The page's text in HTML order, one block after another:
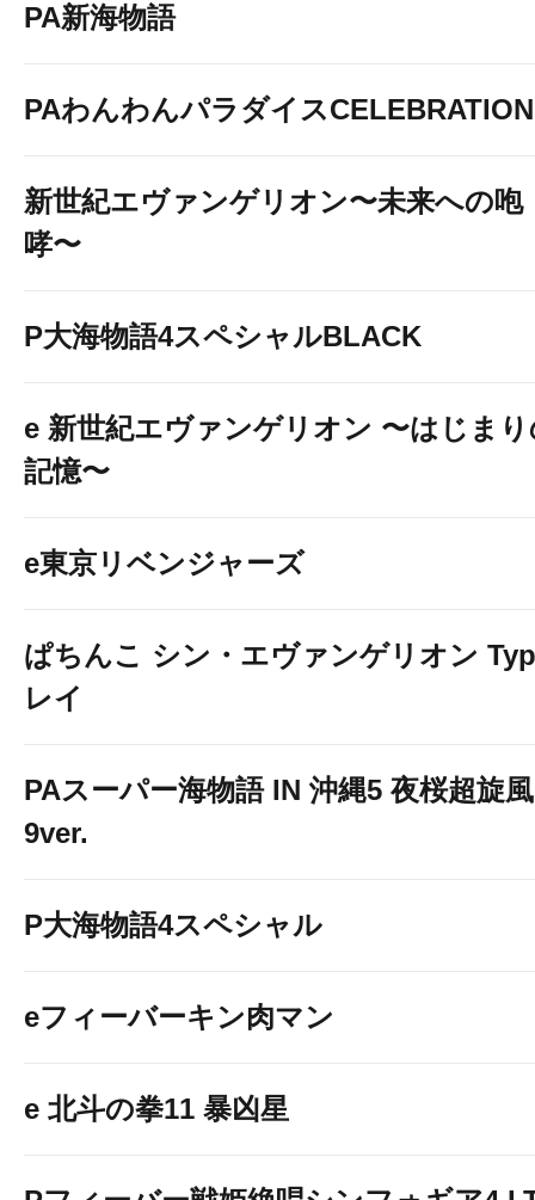
PA新海物語
PAわんわんパラダイスCELEBRATION
新世紀エヴァンゲリオン〜未来への咆
哮〜
P大海物語4スペシャルBLACK
e 新世紀エヴァンゲリオン 〜はじま
記憶〜
e東京リベンジャーズ
ぱちんこ シン・エヴァンゲリオン
レイ
PAスーパー海物語 IN 沖縄5 夜桜超旋
9ver.
P大海物語4スペシャル
eフィーバーキン肉マン
e 北斗の拳11 暴凶星